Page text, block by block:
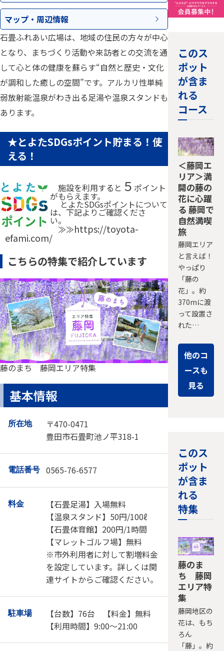
マップ・ 周辺情報
石畳ふれあい広場は、地域の住民の方々が中心
となり、まちづくり活動や来訪者との交流を通
して心と体の健康を蘇らす“自然と歴史・文化
が調和した癒しの空間”です。アルカリ性単純
弱放射能温泉がわき出る足湯や温泉スタンドも
あります。
★とよたSDGsポイント貯まる！使
える！
施設を利用すると ５ ポイント
がもらえます。
とよたSDGsポイントについて
は、下記よりご確認くださ
い。
≫≫https://toyota-
efami.com/
こちらの特集で紹介しています
藤のまち 藤岡エリア特集
基本情報
所在地
〒470-0471
豊田市石畳町池ノ平318-1
電話番号 0565-76-6577
料金
【石畳足湯】入場無料
【温泉スタンド】50円/100ℓ
【石畳体育館】200円/1時間
【マレットゴルフ場】無料
※市外利用者に対して割増料金
を設定しています。詳しくは関
連サイトからご確認ください。
駐車場
【台数】76台 【料金】無料
【利用時間】9:00～21:00
このス
ポット
が含ま
れる
コース
＜藤岡エ
リア＞満
開の藤の
花に心躍
る 藤岡で
自然満喫
旅
藤岡エリア
と言えば！
やっぱり
「藤の
花」。約
370mに渡
って設置さ
れた…
他のコ
ースも
見る
このス
ポット
が含ま
れる
特集
藤のま
ち 藤岡
エリア特
集
藤岡地区の
花は、もち
ろん
「藤」。約